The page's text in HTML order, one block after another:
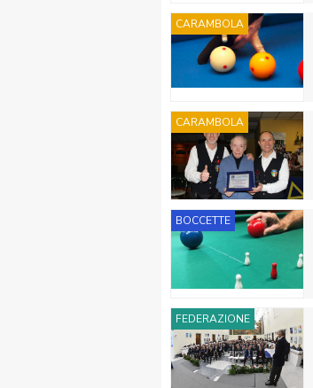
CARAMBOLA
CARAMBOLA
BOCCETTE
FEDERAZIONE